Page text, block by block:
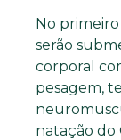
No
serão
corporal
pesagem,
natação do